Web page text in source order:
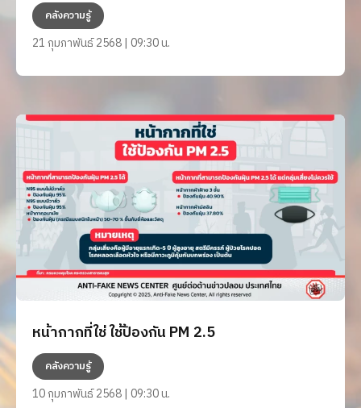
คลังความรู้
21 กุมภาพันธ์ 2568 | 09:30 น.
หน้ากากที่ใช่ ใช้ป้องกัน PM 2.5
คลังความรู้
10 กุมภาพันธ์ 2568 | 09:30 น.